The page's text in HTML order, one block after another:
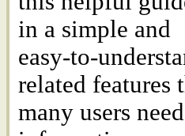
in a simple and
easy-to-
related features
many users